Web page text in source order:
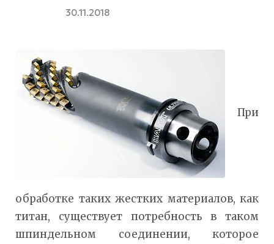
30.11.2018
При
обработке таких жестких материалов, как
титан, существует потребность в таком
шпиндельном соединении, которое